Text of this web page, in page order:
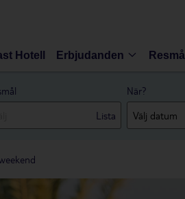
Hotell Erbjudanden Resmål
Lista
När?